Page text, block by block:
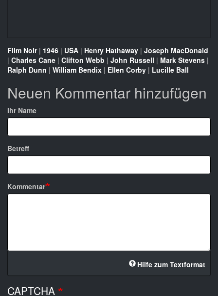
Film Noir| 1946 | USA | Henry Hathaway | Joseph MacDonald
| Charles Cane | Clifton Webb | John Russell | Mark Stevens |
Ralph Dunn | William Bendix | Ellen Corby | Lucille Ball
Neuen Kommentar hinzufügen
Ihr Name
Betreff
Kommentar
Hilfe zum Textformat
CAPTCHA